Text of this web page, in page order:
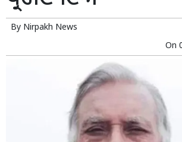
By Nirpakh News
On